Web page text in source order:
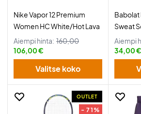
Nike Vapor 12 Premium
Women HC White/Hot Lava
Aiempi hinta: 160,00
106,00 €
Valitse koko
Babolat
Sweat
Aiempi
34,00 €
OUTLET
- 71%